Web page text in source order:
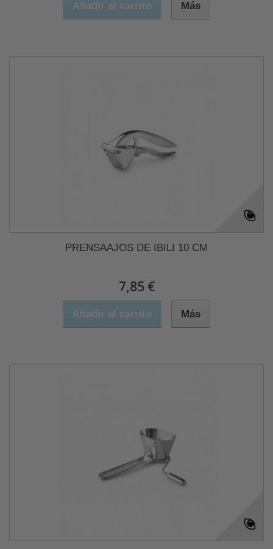
Añadir al carrito Más
PRENSAAJOS DE IBILI 10 CM
7,85 €
Añadir al carrito Más